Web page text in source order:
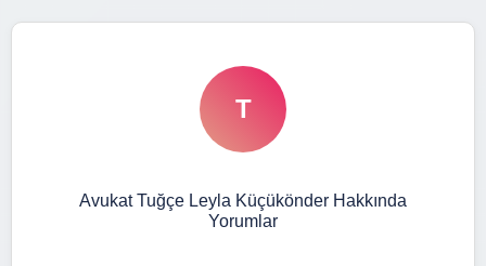
T
Avukat Tuğçe Leyla Küçükönder Hakkında
Yorumlar